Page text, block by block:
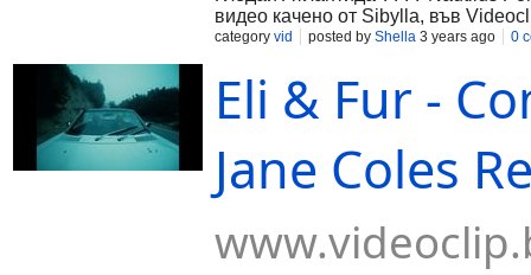
видео качено от Sibylla, във
category vid posted by Shella 3 years ago 0
Eli & Fur -
Jane Coles